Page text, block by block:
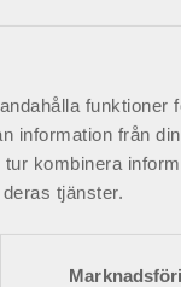
funktioner
information från
kombinera
tjänster.
Frej